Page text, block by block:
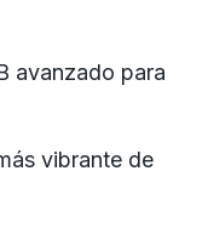
avanzado para
vibrante de